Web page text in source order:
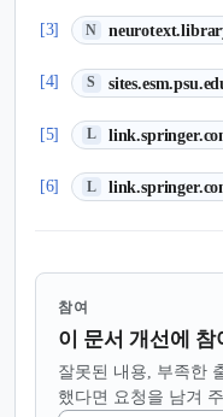
[3] N
(새 탭에서 열림)
[4] S
(새 탭에서 열림)
[5] L
(새 탭에서 열림)
[6] L
(새 탭에서 열림)
참여
이 문서 개선에 참
잘못된 내용, 부족한
했다면 요청을 남겨